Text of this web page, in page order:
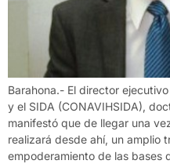
Barahona.- El director
y el SIDA (CONAVIHSIDA),
manifestó que de llegar una
realizará desde ahí, un amplio
empoderamiento de las bases